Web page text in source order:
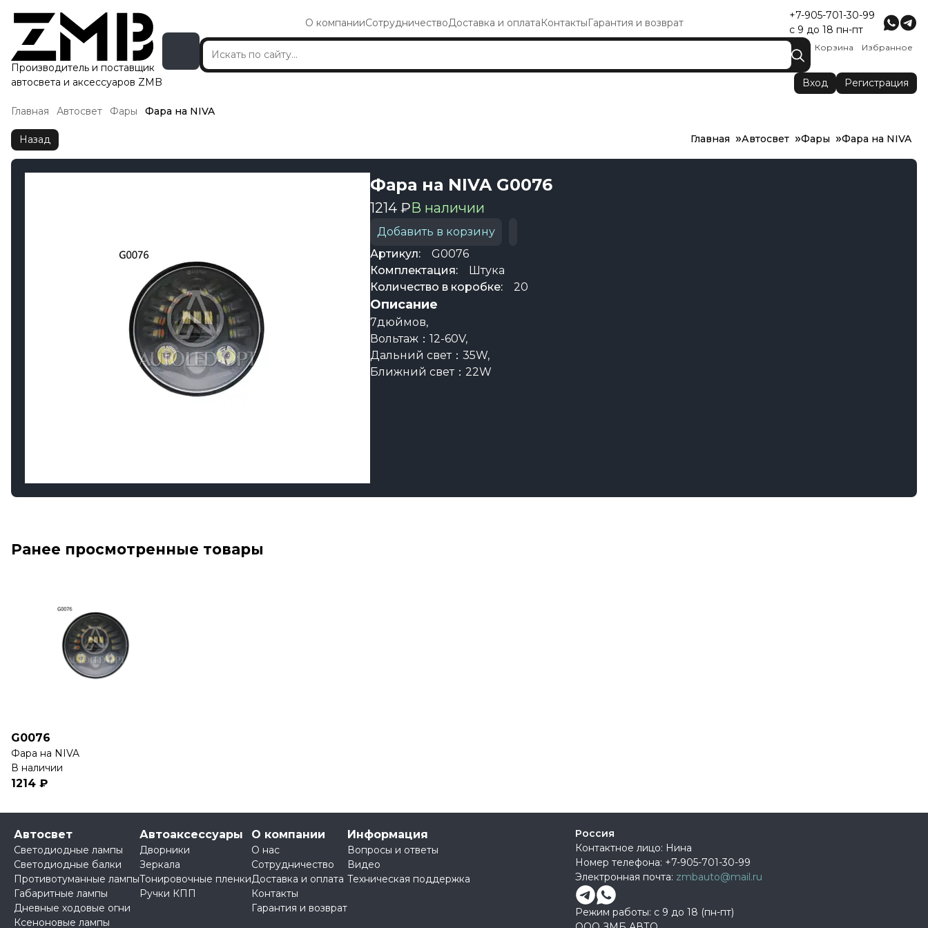
Производитель и поставщик
автосвета и аксессуаров ZMB
О компанииСотрудничествоДоставка и оплатаКонтактыГарантия и возврат
+7-905-701-30-99
с 9 до 18 пн-пт
Корзина Избранное
Вход Регистрация
Главная Автосвет Фары Фара на NIVA
Назад Главная Автосвет Фары Фара на NIVA
Фара на NIVA G0076
1214 ₽В наличии
Добавить в корзину
Артикул:
G0076
Комплектация:
Штука
Количество в коробке:
20
Описание
7дюймов,
Вольтаж：12-60V,
Дальний свет：35W,
Ближний свет：22W
Ранее просмотренные товары
G0076
Фара на NIVA
В наличии
1214 ₽
Автосвет
Светодиодные лампы
Светодиодные балки
Противотуманные лампы
Габаритные лампы
Дневные ходовые огни
Ксеноновые лампы
Автоаксессуары
Дворники
Зеркала
Тонировочные пленки
Ручки КПП
О компании
О нас
Сотрудничество
Доставка и оплата
Контакты
Гарантия и возврат
Информация
Вопросы и ответы
Видео
Техническая поддержка
Россия
Контактное лицо: Нина
Номер телефона: +7-905-701-30-99
Электронная почта: zmbauto@mail.ru
Режим работы: с 9 до 18 (пн-пт)